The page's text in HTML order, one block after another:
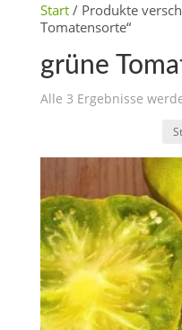
Start/ Produkte
Tomatensorte“
grüne
Alle 3 Ergebnisse